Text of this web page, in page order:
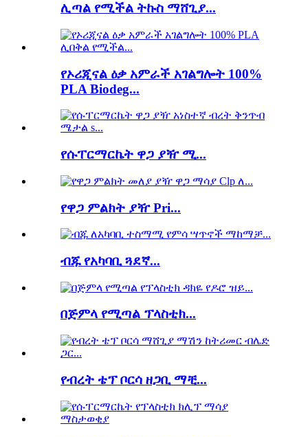
ሊጣል የሚችል ትኩስ ማሸጊያ...
የኦሪጂናል ዕቃ አምራች አገልግሎት 100%
PLA Biodeg...
የሱፐርማርኬት ዋጋ ያዥ ሚ...
የዋጋ ምልክት ያዥ Pri...
ብጁ የአካባቢ ጓደኛ...
በጅምላ የሚጣል ፕላስቲክ...
የብረት ቴፕ ቦርሳ ዘጋቢ ማቺ...